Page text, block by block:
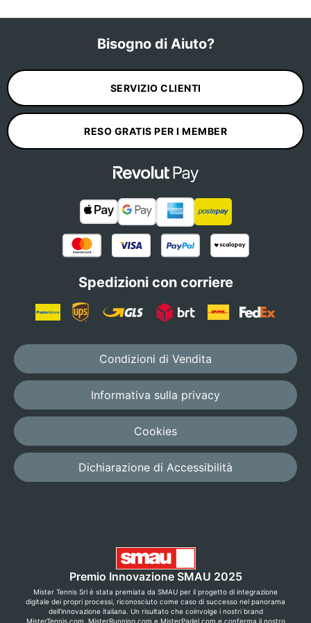
Bisogno di Aiuto?
SERVIZIO CLIENTI
RESO GRATIS PER I MEMBER
Spedizioni con corriere
Condizioni di Vendita
Informativa sulla privacy
Cookies
Dichiarazione di Accessibilità
Premio Innovazione SMAU 2025
Mister Tennis Srl è stata premiata da SMAU per il progetto di integrazione
digitale dei propri processi, riconosciuto come caso di successo nel panorama
dell’innovazione italiana. Un risultato che coinvolge i nostri brand
MisterTennis.com, MisterRunning.com e MisterPadel.com e conferma il nostro